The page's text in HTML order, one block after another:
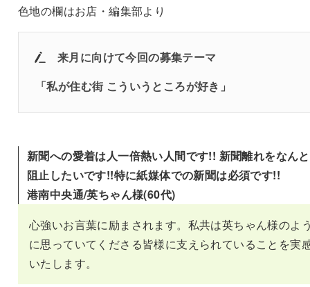
色地の欄はお店・編集部より
来月に向けて今回の募集テーマ
「私が住む街 こういうところが好き」
新聞への愛着は人一倍熱い人間です!! 新聞離れをなん
阻止したいです!!特に紙媒体での新聞は必須です!!
港南中央通/英ちゃん様(60代)
心強いお言葉に励まされます。私共は英ちゃん様のよ
に思っていてくださる皆様に支えられていることを実
いたします。